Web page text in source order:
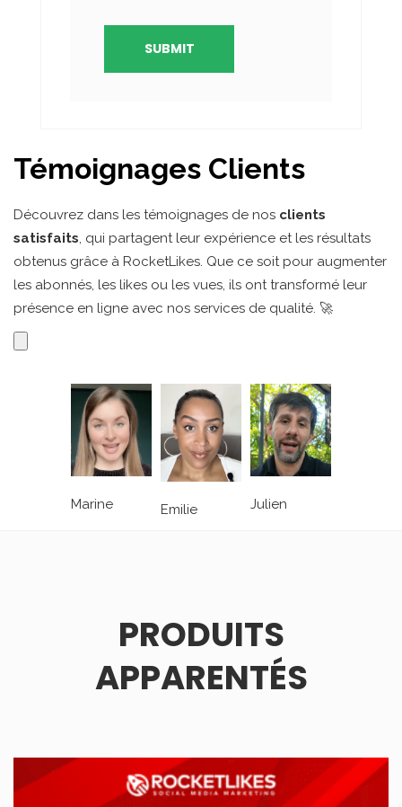
Témoignages Clients
Découvrez dans les témoignages de nos clients
satisfaits, qui partagent leur expérience et les résultats
obtenus grâce à RocketLikes. Que ce soit pour augmenter
les abonnés, les likes ou les vues, ils ont transformé leur
présence en ligne avec nos services de qualité. 🚀
Marine Emilie Julien
PRODUITS
APPARENTÉS